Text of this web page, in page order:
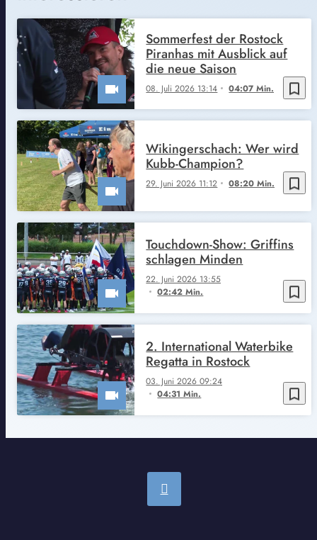
bookmark_border
08. Juli 2026 13:14 04:07 Min.
Sommerfest der Rostock
Piranhas mit Ausblick auf
die neue Saison
bookmark_border
29. Juni 2026 11:12 08:20 Min.
Wikingerschach: Wer wird
Kubb-Champion?
bookmark_border
22. Juni 2026 13:55
02:42 Min.
Touchdown-Show: Griffins
schlagen Minden
bookmark_border
03. Juni 2026 09:24
04:31 Min.
2. International Waterbike
Regatta in Rostock